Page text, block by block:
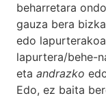
beharretara
gauza bera
edo
lapurtera/behe-
eta andrazko
Edo, ez baita